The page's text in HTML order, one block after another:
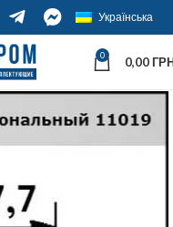
Українська
0 0,00